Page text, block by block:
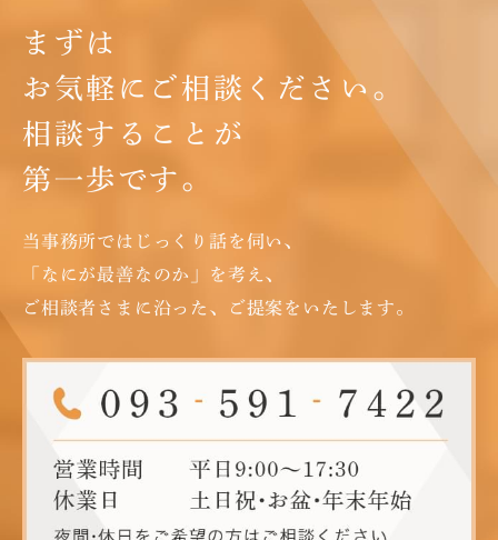
まずは
お気軽にご相談ください。
相談することが
第一歩です。
当事務所ではじっくり話を伺い、
「なにが最善なのか」を考え、
ご相談者さまに沿った、ご提案をいたします。